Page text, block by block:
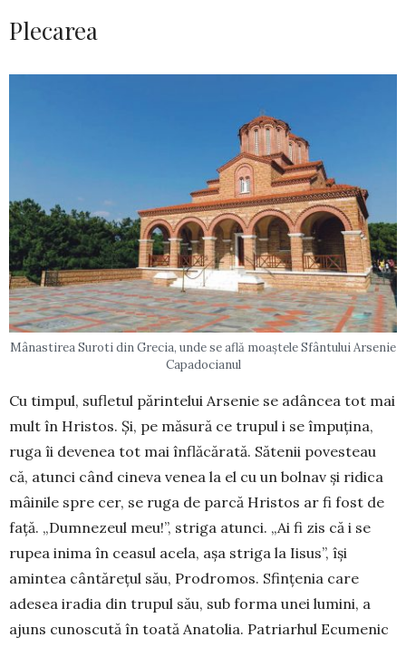
Plecarea
Mânastirea Suroti din Grecia, unde se află moaștele Sfântului Arsenie
Capadocianul
Cu timpul, sufletul părintelui Arsenie se adân­cea tot mai
mult în Hristos. Și, pe măsură ce trupul i se împuțina,
ruga îi devenea tot mai înflăcărată. Sătenii povesteau
că, atunci când cineva venea la el cu un bolnav și ridica
mâinile spre cer, se ruga de parcă Hristos ar fi fost de
față. „Dumnezeul meu!”, striga atunci. „Ai fi zis că i se
rupea inima în ceasul acela, așa striga la Iisus”, își
amintea cân­tărețul său, Prodromos. Sfințenia care
adesea iradia din trupul său, sub forma unei lumini, a
ajuns cunoscută în toată Anatolia. Patriar­hul E­cu­menic